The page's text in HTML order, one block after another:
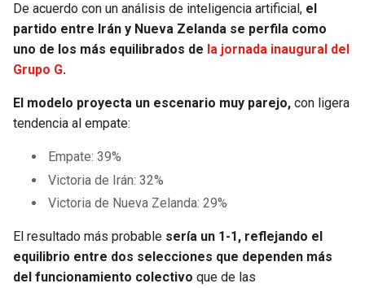
De acuerdo con un análisis de inteligencia artificial, el
partido entre Irán y Nueva Zelanda se perfila como
uno de los más equilibrados de la jornada inaugural del
Grupo G.
El modelo proyecta un escenario muy parejo, con ligera
tendencia al empate:
Empate: 39%
Victoria de Irán: 32%
Victoria de Nueva Zelanda: 29%
El resultado más probable sería un 1-1, reflejando el
equilibrio entre dos selecciones que dependen más
del funcionamiento colectivo que de las